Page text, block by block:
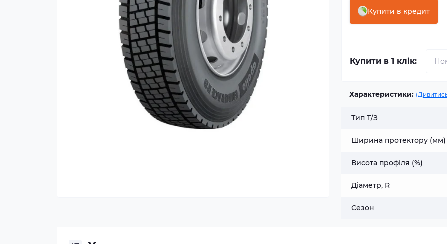
Купити в кредит
Купити в 1 клік:
Характеристики:
Тип Т/З
Ширина протектору (мм)
Висота профіля (%)
Діаметр, R
Сезон